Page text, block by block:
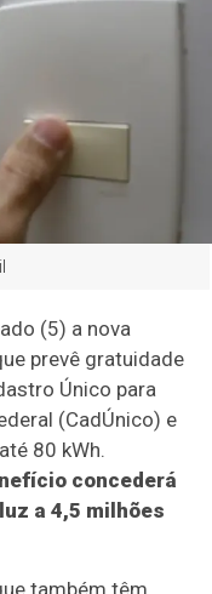
(5) a nova
prevê gratuidade
Único para
(CadÚnico) e
80 kWh.
concederá
a 4,5 milhões